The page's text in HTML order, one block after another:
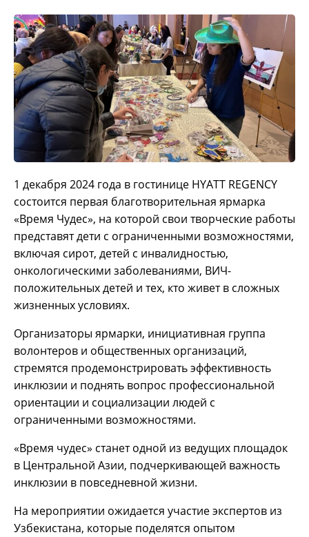
1 декабря 2024 года в гостинице HYATT REGENCY
состоится первая благотворительная ярмарка
«Время Чудес», на которой свои творческие работы
представят дети с ограниченными возможностями,
включая сирот, детей с инвалидностью,
онкологическими заболеваниями, ВИЧ-
положительных детей и тех, кто живет в сложных
жизненных условиях.
Организаторы ярмарки, инициативная группа
волонтеров и общественных организаций,
стремятся продемонстрировать эффективность
инклюзии и поднять вопрос профессиональной
ориентации и социализации людей с
ограниченными возможностями.
«Время чудес» станет одной из ведущих площадок
в Центральной Азии, подчеркивающей важность
инклюзии в повседневной жизни.
На мероприятии ожидается участие экспертов из
Узбекистана, которые поделятся опытом